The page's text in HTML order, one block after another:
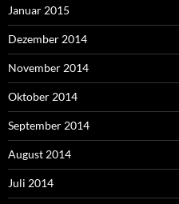
Januar 2015
Dezember 2014
November 2014
Oktober 2014
September 2014
August 2014
Juli 2014